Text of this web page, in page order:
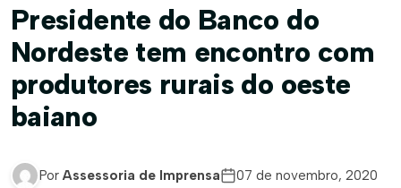
Presidente do Banco do
Nordeste tem encontro com
produtores rurais do oeste
baiano
Por Assessoria de Imprensa
07 de novembro, 2020